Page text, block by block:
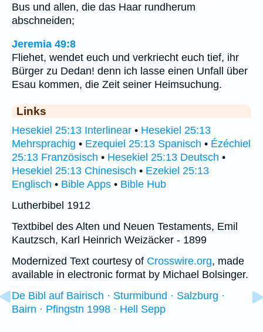
Bus und allen, die das Haar rundherum
abschneiden;
Jeremia 49:8
Fliehet, wendet euch und verkriecht euch tief, ihr
Bürger zu Dedan! denn ich lasse einen Unfall über
Esau kommen, die Zeit seiner Heimsuchung.
Links
Hesekiel 25:13 Interlinear • Hesekiel 25:13
Mehrsprachig • Ezequiel 25:13 Spanisch • Ézéchiel
25:13 Französisch • Hesekiel 25:13 Deutsch •
Hesekiel 25:13 Chinesisch • Ezekiel 25:13
Englisch • Bible Apps • Bible Hub
Lutherbibel 1912
Textbibel des Alten und Neuen Testaments, Emil
Kautzsch, Karl Heinrich Weizäcker - 1899
Modernized Text courtesy of Crosswire.org, made
available in electronic format by Michael Bolsinger.
De Bibl auf Bairisch · Sturmibund · Salzburg ·
Bairn · Pfingstn 1998 · Hell Sepp